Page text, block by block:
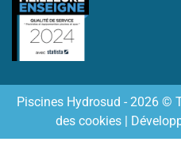
Piscines Hydrosud - 2026 ©
des cookies |